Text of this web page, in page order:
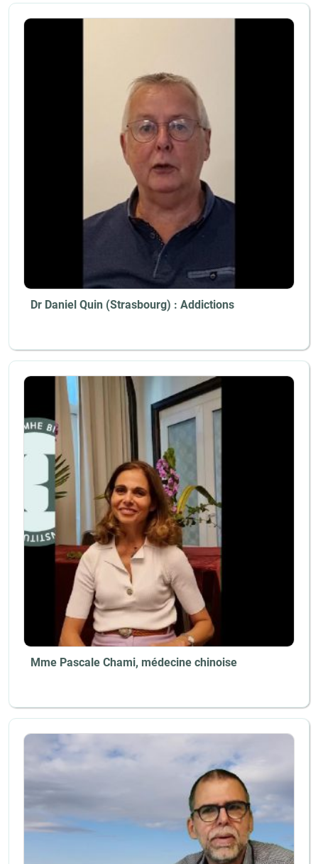
Dr Daniel Quin (Strasbourg) : Addictions
Mme Pascale Chami, médecine chinoise